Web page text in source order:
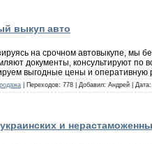
выкуп авто
на срочном автовыкупе, мы
документы, консультируют по
выгодные цены и оперативную
| Переходов: 778 | Добавил: Андрей | Дата:
и